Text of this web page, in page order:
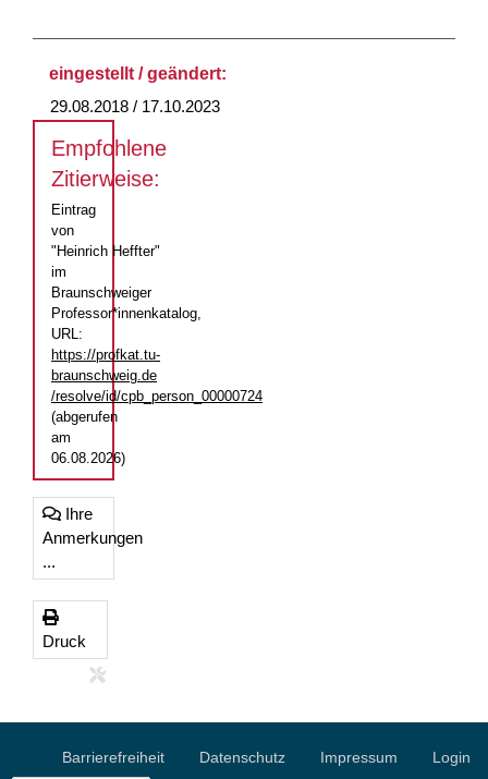
eingestellt / geändert:
29.08.2018 / 17.10.2023
Empfohlene
Zitierweise:
Eintrag
von
"Heinrich Heffter"
im
Braunschweiger
Professor*innenkatalog,
URL:
https://profkat.tu-
braunschweig.de
/resolve/id/cpb_person_00000724
(abgerufen
am
06.08.2026)
Ihre
Anmerkungen
...
Druck
Barrierefreiheit Datenschutz Impressum Login